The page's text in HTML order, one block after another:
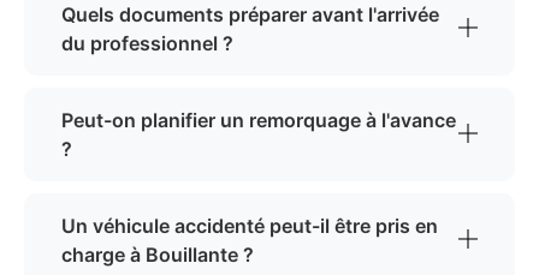
Quels documents préparer avant l'arrivée
du professionnel ?
Peut-on planifier un remorquage à l'avance
?
Un véhicule accidenté peut-il être pris en
charge à Bouillante ?